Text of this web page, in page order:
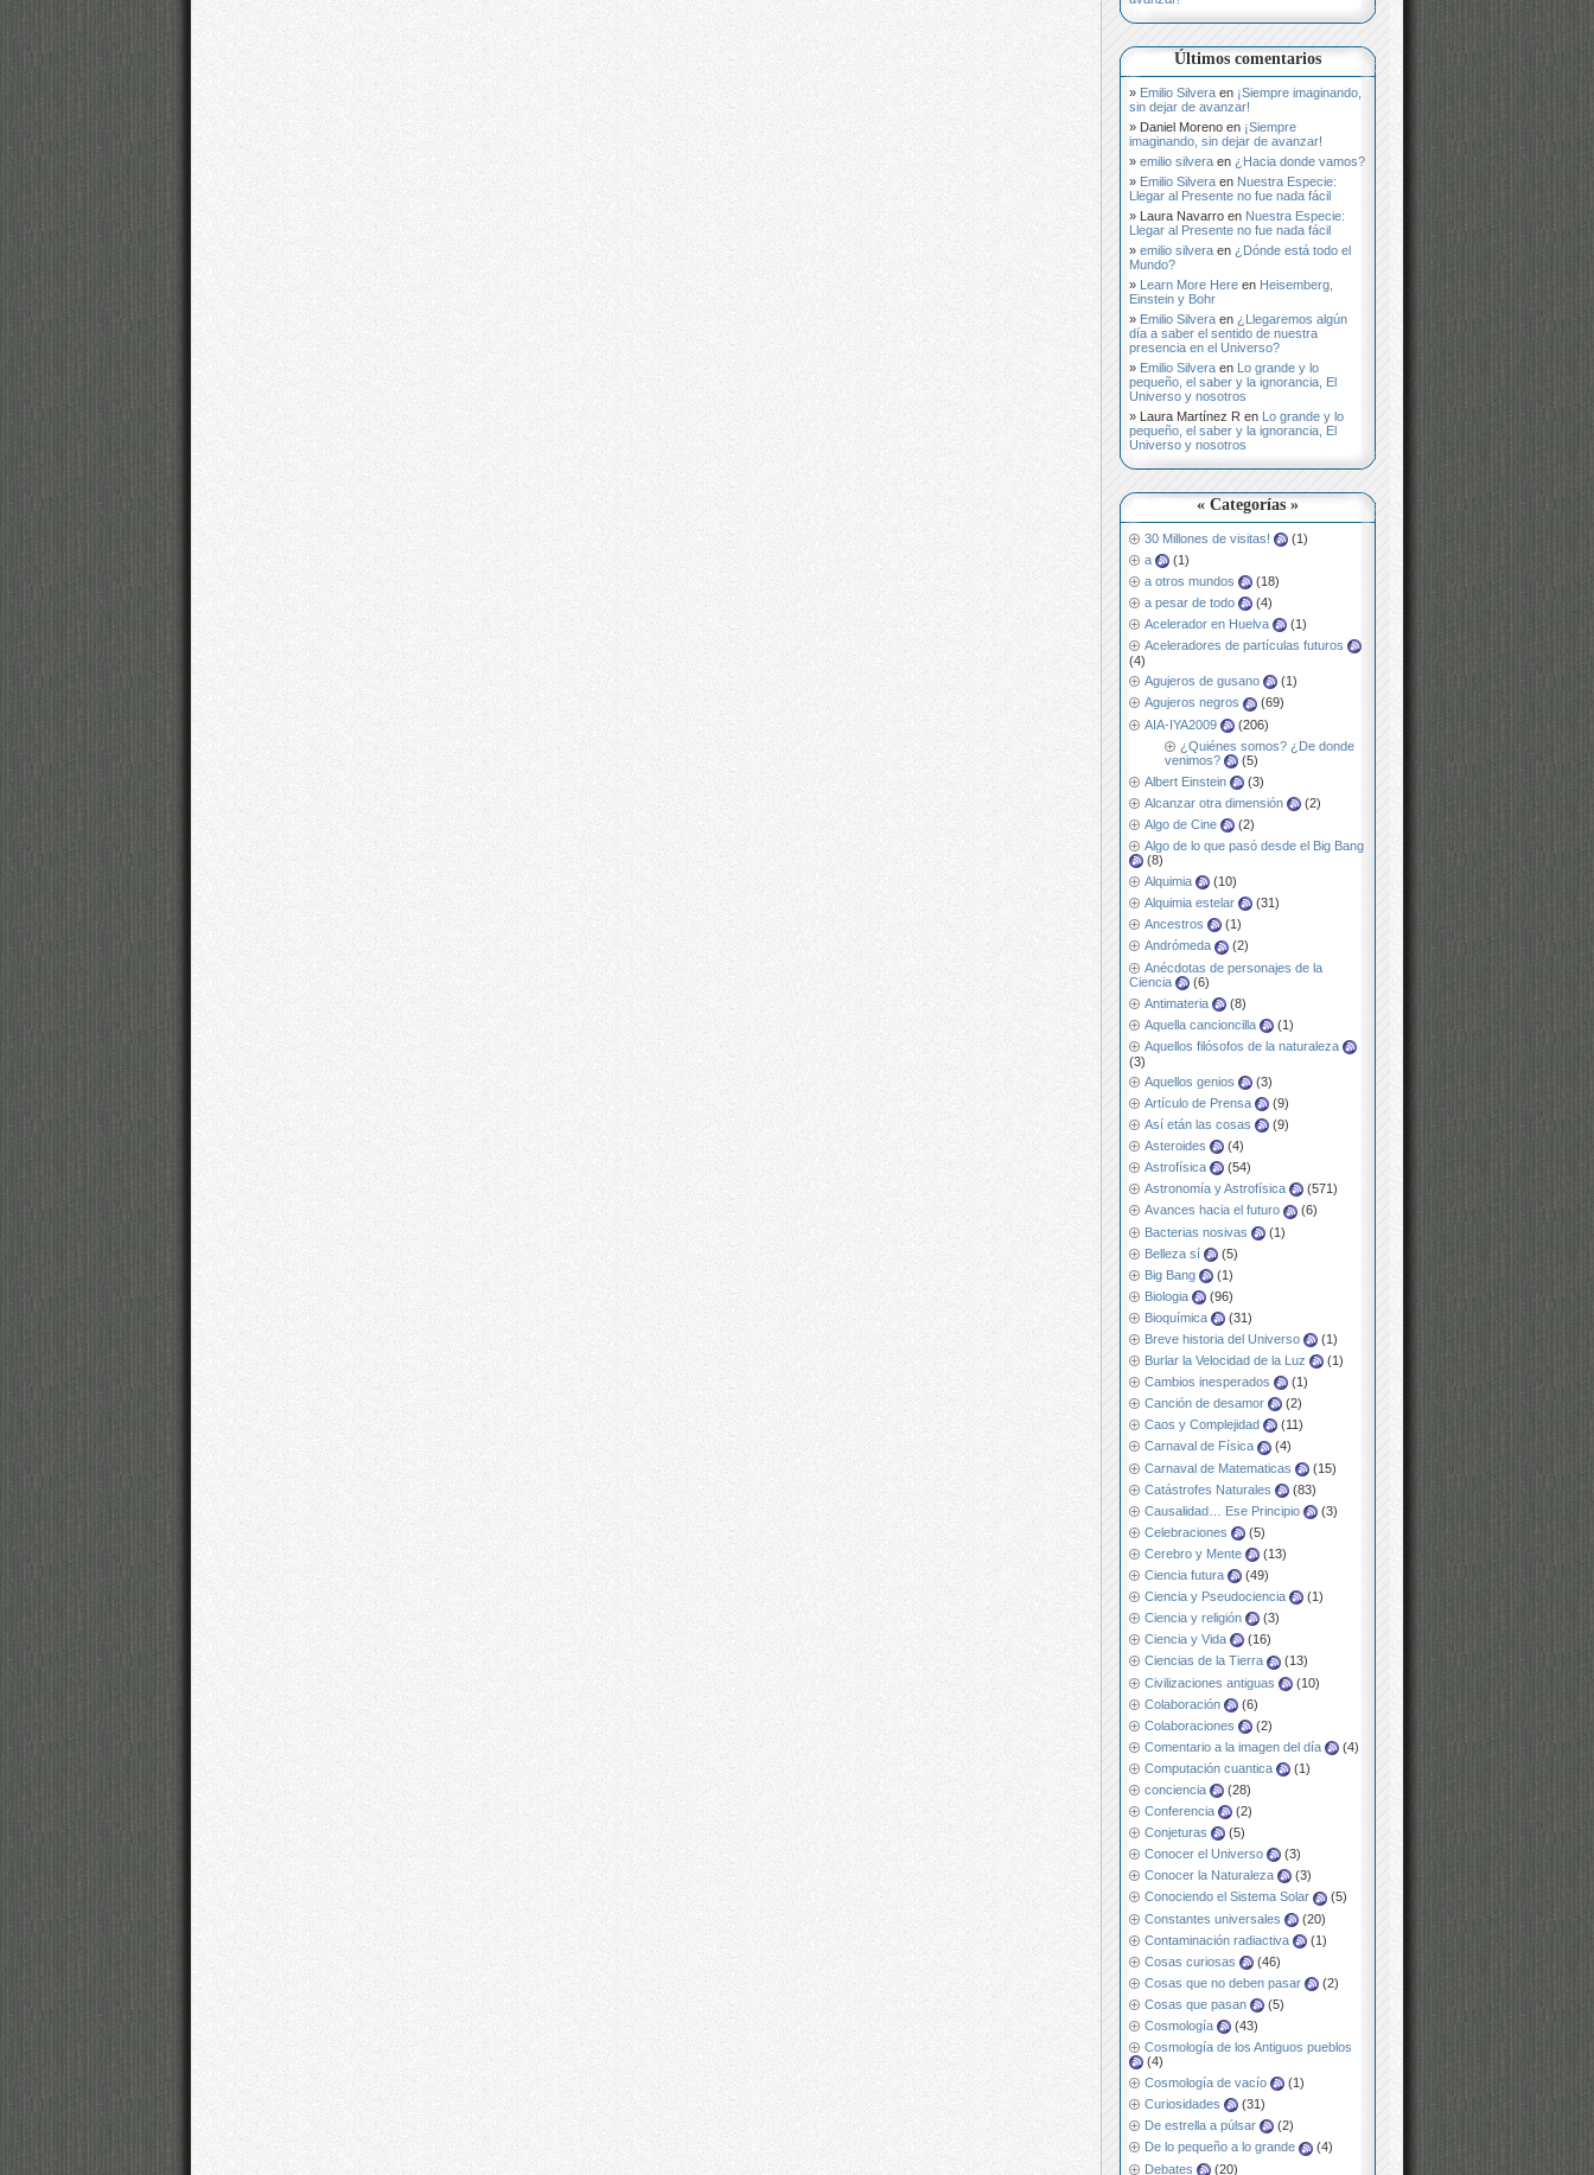
Últimos comentarios
Emilio Silvera en ¡Siempre imaginando,
sin dejar de avanzar!
Daniel Moreno en ¡Siempre
imaginando, sin dejar de avanzar!
emilio silvera en ¿Hacia donde vamos?
Emilio Silvera en Nuestra Especie:
Llegar al Presente no fue nada fácil
Laura Navarro en Nuestra Especie:
Llegar al Presente no fue nada fácil
emilio silvera en ¿Dónde está todo el
Mundo?
Learn More Here en Heisemberg,
Einstein y Bohr
Emilio Silvera en ¿Llegaremos algún
día a saber el sentido de nuestra
presencia en el Universo?
Emilio Silvera en Lo grande y lo
pequeño, el saber y la ignorancia, El
Universo y nosotros
Laura Martínez R en Lo grande y lo
pequeño, el saber y la ignorancia, El
Universo y nosotros
« Categorías »
30 Millones de visitas!
(1)
a
(1)
a otros mundos
(18)
a pesar de todo
(4)
Acelerador en Huelva
(1)
Aceleradores de partículas futuros
(4)
Agujeros de gusano
(1)
Agujeros negros
(69)
AIA-IYA2009
(206)
¿Quiénes somos? ¿De donde
venimos?
(5)
Albert Einstein
(3)
Alcanzar otra dimensión
(2)
Algo de Cine
(2)
Algo de lo que pasó desde el Big Bang
(8)
Alquimia
(10)
Alquimia estelar
(31)
Ancestros
(1)
Andrómeda
(2)
Anécdotas de personajes de la
Ciencia
(6)
Antimateria
(8)
Aquella cancioncilla
(1)
Aquellos filósofos de la naturaleza
(3)
Aquellos genios
(3)
Artículo de Prensa
(9)
Así etán las cosas
(9)
Asteroides
(4)
Astrofísica
(54)
Astronomía y Astrofísica
(571)
Avances hacia el futuro
(6)
Bacterias nosivas
(1)
Belleza sí
(5)
Big Bang
(1)
Biologia
(96)
Bioquímica
(31)
Breve historia del Universo
(1)
Burlar la Velocidad de la Luz
(1)
Cambios inesperados
(1)
Canción de desamor
(2)
Caos y Complejidad
(11)
Carnaval de Física
(4)
Carnaval de Matematicas
(15)
Catástrofes Naturales
(83)
Causalidad… Ese Principio
(3)
Celebraciones
(5)
Cerebro y Mente
(13)
Ciencia futura
(49)
Ciencia y Pseudociencia
(1)
Ciencia y religión
(3)
Ciencia y Vida
(16)
Ciencias de la Tierra
(13)
Civilizaciones antiguas
(10)
Colaboración
(6)
Colaboraciones
(2)
Comentario a la imagen del día
(4)
Computación cuantica
(1)
conciencia
(28)
Conferencia
(2)
Conjeturas
(5)
Conocer el Universo
(3)
Conocer la Naturaleza
(3)
Conociendo el Sistema Solar
(5)
Constantes universales
(20)
Contaminación radiactiva
(1)
Cosas curiosas
(46)
Cosas que no deben pasar
(2)
Cosas que pasan
(5)
Cosmología
(43)
Cosmología de los Antiguos pueblos
(4)
Cosmología de vacío
(1)
Curiosidades
(31)
De estrella a púlsar
(2)
De lo pequeño a lo grande
(4)
Debates
(20)